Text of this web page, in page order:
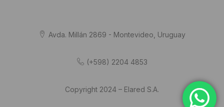
Avda. Millán 2869 - Montevideo, Uruguay
(+598) 2204 4853
Copyright 2024 – Elared S.A.